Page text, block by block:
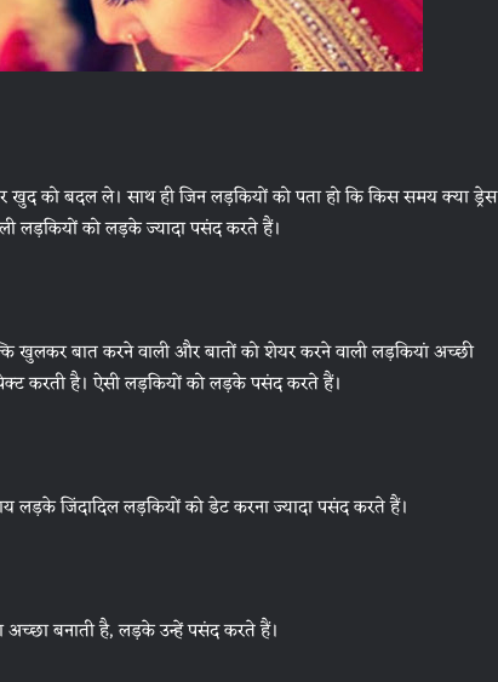
को बदल ले। साथ ही जिन लड़कियों को पता हो कि किस समय क्या ड्रेस
लड़कियों को लड़के ज्यादा पसंद करते हैं।
खुलकर बात करने वाली और बातों को शेयर करने वाली लड़कियां अच्छी
करती है। ऐसी लड़कियों को लड़के पसंद करते हैं।
लड़के जिंदादिल लड़कियों को डेट करना ज्यादा पसंद करते हैं।
अच्छा बनाती है, लड़के उन्हें पसंद करते हैं।